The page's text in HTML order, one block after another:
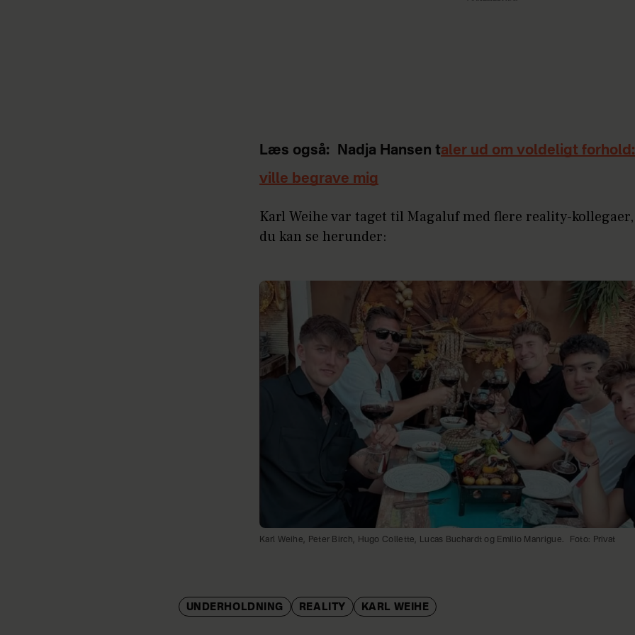
Læs også: Nadja Hansen taler ud om voldeligt
ville begrave mig
Karl Weihe var taget til Magaluf med flere reality-
du kan se herunder:
Karl Weihe, Peter Birch, Hugo Collette, Lucas Buchardt og Emilio Manrigue. Foto: Privat
UNDERHOLDNING REALITY KARL WEIHE